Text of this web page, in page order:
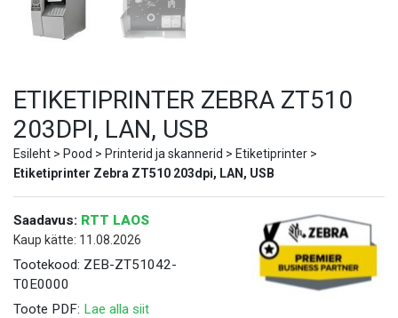
ETIKETIPRINTER ZEBRA ZT510
203DPI, LAN, USB
Esileht > Pood > Printerid ja skannerid > Etiketiprinter >
Etiketiprinter Zebra ZT510 203dpi, LAN, USB
Saadavus: RTT LAOS
Kaup kätte: 11.08.2026
Tootekood: ZEB-ZT51042-
T0E0000
Toote PDF: Lae alla siit